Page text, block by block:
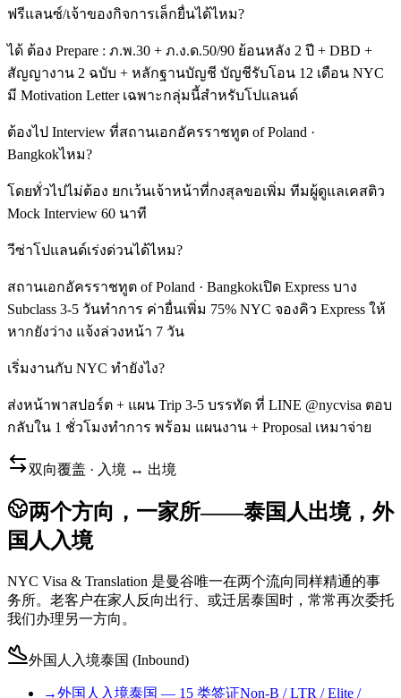
ฟรีแลนซ์/เจ้าของกิจการเล็กยื่นได้ไหม?
ได้ ต้อง Prepare : ภ.พ.30 + ภ.ง.ด.50/90 ย้อนหลัง 2 ปี + DBD +
สัญญางาน 2 ฉบับ + หลักฐานบัญชี บัญชีรับโอน 12 เดือน NYC
มี Motivation Letter เฉพาะกลุ่มนี้สำหรับโปแลนด์
ต้องไป Interview ที่สถานเอกอัครราชทูต of Poland ·
Bangkokไหม?
โดยทั่วไปไม่ต้อง ยกเว้นเจ้าหน้าที่กงสุลขอเพิ่ม ทีมผู้ดูแลเคสติว
Mock Interview 60 นาที
วีซ่าโปแลนด์เร่งด่วนได้ไหม?
สถานเอกอัครราชทูต of Poland · Bangkokเปิด Express บาง
Subclass 3-5 วันทำการ ค่ายื่นเพิ่ม 75% NYC จองคิว Express ให้
หากยังว่าง แจ้งล่วงหน้า 7 วัน
เริ่มงานกับ NYC ทำยังไง?
ส่งหน้าพาสปอร์ต + แผน Trip 3-5 บรรทัด ที่ LINE @nycvisa ตอบ
กลับใน 1 ชั่วโมงทำการ พร้อม แผนงาน + Proposal เหมาจ่าย
双向覆盖 · 入境 ↔ 出境
两个方向，一家所——泰国人出境，外
国人入境
NYC Visa & Translation 是曼谷唯一在两个流向同样精通的事
务所。老客户在家人反向出行、或迁居泰国时，常常再次委托
我们办理另一方向。
外国人入境泰国 (Inbound)
→外国人入境泰国 — 15 类签证Non-B / LTR / Elite /